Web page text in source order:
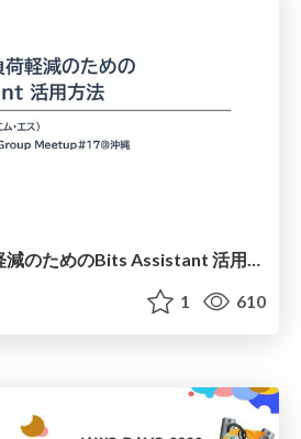
オンコールの負荷軽減のためのBits Assistant 活用方法 / How to Use Bits Assistant to Reduce the Workload on On-Call Staff
1 610